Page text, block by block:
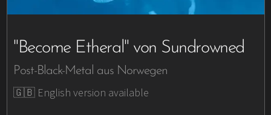
"Become Etheral" von Sundrowned
Post-Black-Metal aus Norwegen
🇬🇧 English version available